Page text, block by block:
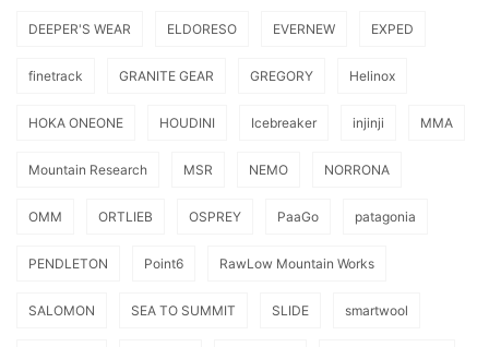
DEEPER'S WEAR ELDORESO EVERNEW EXPED
finetrack GRANITE GEAR GREGORY Helinox
HOKA ONEONE HOUDINI Icebreaker injinji MMA
Mountain Research MSR NEMO NORRONA
OMM ORTLIEB OSPREY PaaGo patagonia
PENDLETON Point6 RawLow Mountain Works
SALOMON SEA TO SUMMIT SLIDE smartwool